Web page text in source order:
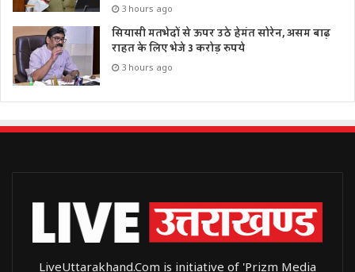
3 hours ago
सियासी मतभेदों से ऊपर उठे हेमंत सोरेन, असम बाढ़
राहत के लिए भेजे 3 करोड़ रुपये
3 hours ago
LiveUttarakhand.Com is initiative of 'Prizm Media